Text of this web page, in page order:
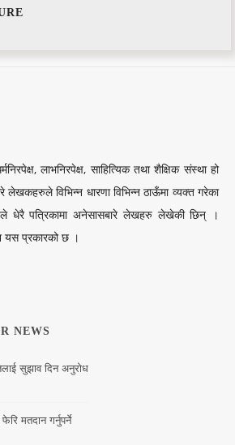
लाभनिरपेक्ष, साहित्यिक तथा शैक्षिक संस्था हो
लेखकहरुले विभिन्न धारणा विभिन्न ठाऊँमा व्यक्त गरेका
धेरै पत्रिकामा अनेसासबारे लेखहरु लेखेकी छिन् ।
यस प्रकारको छ ।
NEWS
सुझाव दिन अनुरोध
मतदान गर्नुपर्ने